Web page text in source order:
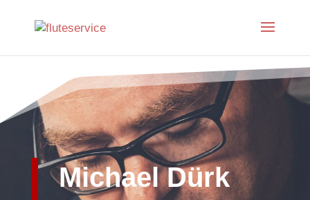
Michael Dürk